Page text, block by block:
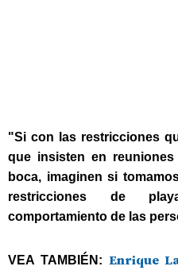
"Si con las restricciones
que insisten en
boca, imaginen si
restricciones de
comportamiento de las
VEA TAMBIÉN: Enrique